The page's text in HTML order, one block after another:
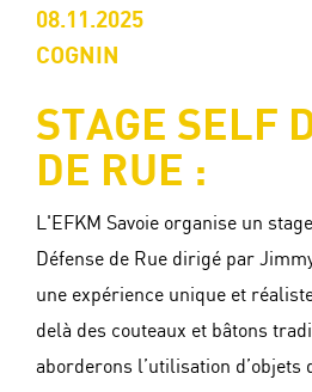
08.11.2025
COGNIN
STAGE SELF
DE RUE :
L'EFKM Savoie organise un
Défense de Rue dirigé par
une expérience unique et
delà des couteaux et bâtons
aborderons l’utilisation d’objets